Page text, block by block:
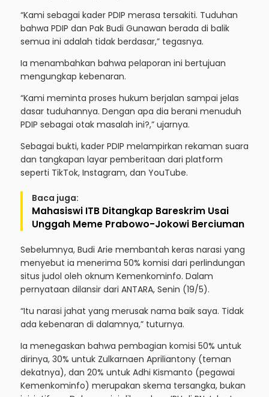
“Kami sebagai kader PDIP merasa tersakiti. Tuduhan
bahwa PDIP dan Pak Budi Gunawan berada di balik
semua ini adalah tidak berdasar,” tegasnya.
Ia menambahkan bahwa pelaporan ini bertujuan
mengungkap kebenaran.
“Kami meminta proses hukum berjalan sampai jelas
dasar tuduhannya. Dengan apa dia berani menuduh
PDIP sebagai otak masalah ini?,” ujarnya.
Sebagai bukti, kader PDIP melampirkan rekaman suara
dan tangkapan layar pemberitaan dari platform
seperti TikTok, Instagram, dan YouTube.
Baca juga:
Mahasiswi ITB Ditangkap Bareskrim Usai
Unggah Meme Prabowo-Jokowi Berciuman
Sebelumnya, Budi Arie membantah keras narasi yang
menyebut ia menerima 50% komisi dari perlindungan
situs judol oleh oknum Kemenkominfo. Dalam
pernyataan dilansir dari ANTARA, Senin (19/5).
“Itu narasi jahat yang merusak nama baik saya. Tidak
ada kebenaran di dalamnya,” tuturnya.
Ia menegaskan bahwa pembagian komisi 50% untuk
dirinya, 30% untuk Zulkarnaen Apriliantony (teman
dekatnya), dan 20% untuk Adhi Kismanto (pegawai
Kemenkominfo) merupakan skema tersangka, bukan